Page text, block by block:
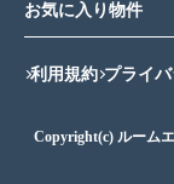
お気に入り物件
利用規約 プライ
Copyright(c) ルーム